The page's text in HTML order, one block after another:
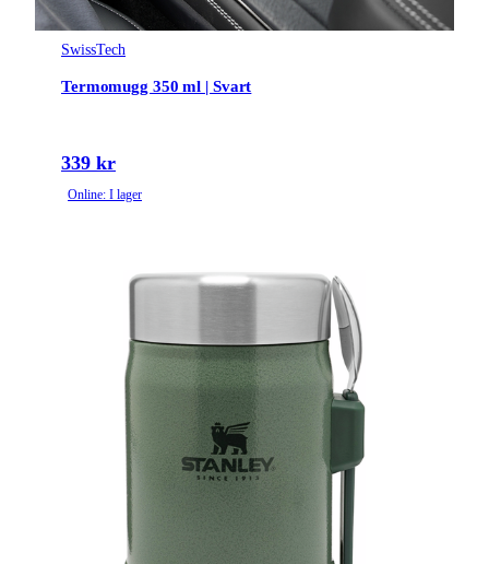
SwissTech
Termomugg 350 ml | Svart
339 kr
Online: I lager